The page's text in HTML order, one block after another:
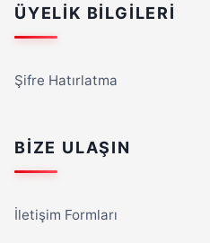
ÜYELIK BILGILERI
Şifre Hatırlatma
BIZE ULAŞIN
İletişim Formları